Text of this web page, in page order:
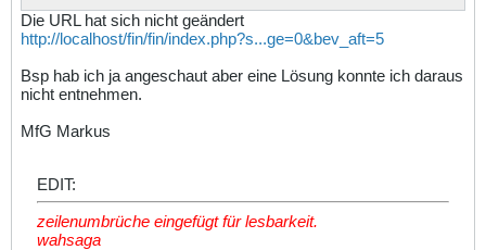
Die URL hat sich nicht geändert
http://localhost/fin/fin/index.php?s...ge=0&bev_aft=5
Bsp hab ich ja angeschaut aber eine Lösung konnte ich daraus
nicht entnehmen.
MfG Markus
EDIT:
zeilenumbrüche eingefügt für lesbarkeit.
wahsaga